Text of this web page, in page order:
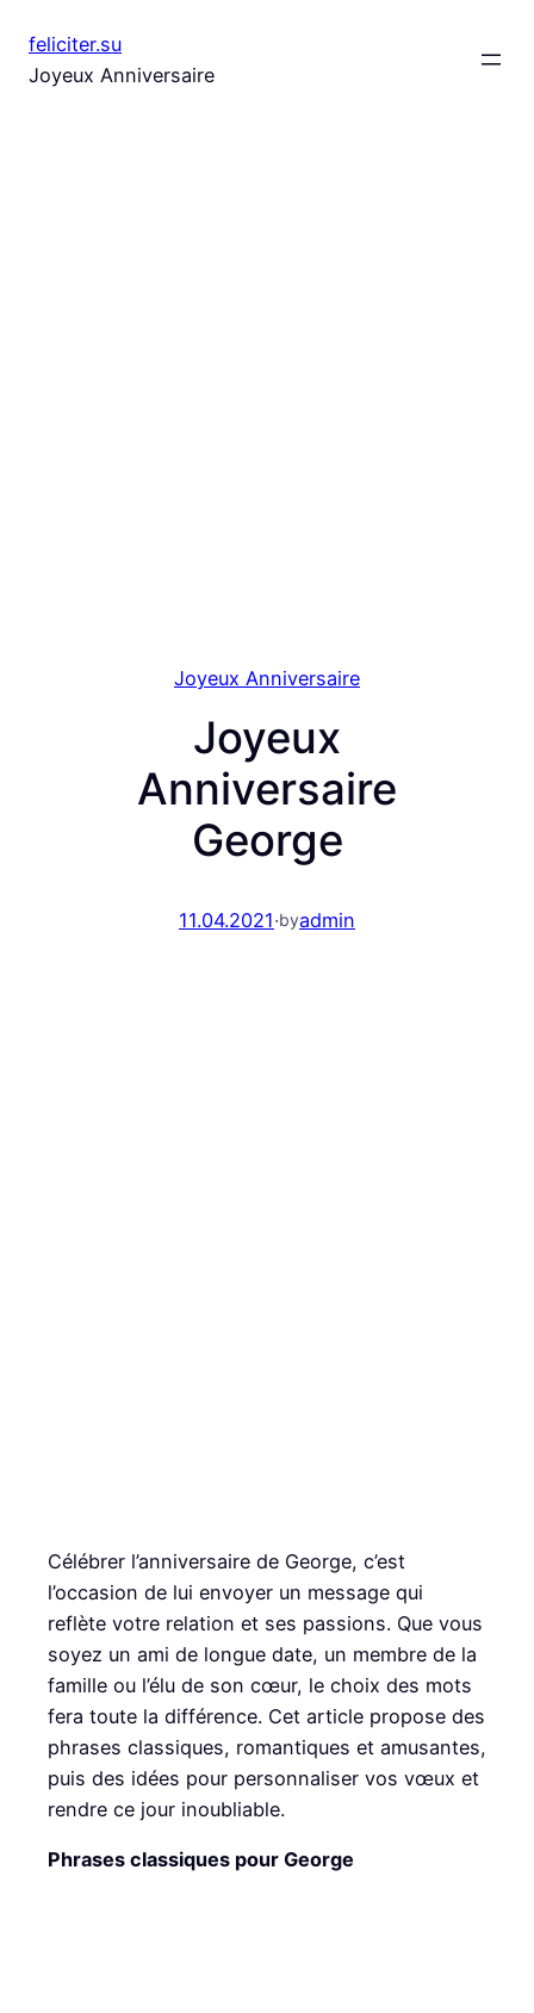
au
contenu
feliciter.su
Joyeux Anniversaire
Joyeux Anniversaire
Joyeux
Anniversaire
George
11.04.2021·byadmin
Célébrer l’anniversaire de George, c’est
l’occasion de lui envoyer un message qui
reflète votre relation et ses passions. Que vous
soyez un ami de longue date, un membre de la
famille ou l’élu de son cœur, le choix des mots
fera toute la différence. Cet article propose des
phrases classiques, romantiques et amusantes,
puis des idées pour personnaliser vos vœux et
rendre ce jour inoubliable.
Phrases classiques pour George